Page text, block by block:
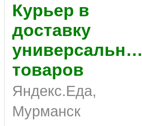
Курьер в
доставку
универсальных
товаров
Яндекс.Еда,
Мурманск